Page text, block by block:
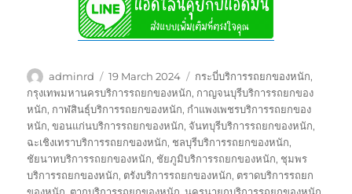
Author
adminrd
Posted
on
19 March 2024 Tags
กระบี่บริการรถยกของหนัก,
กรุงเทพมหานครบริการรถยกของหนัก, กาญจนบุรีบริการรถยกของ
หนัก, กาฬสินธุ์บริการรถยกของหนัก, กำแพงเพชรบริการรถยกของ
หนัก,ขอนแก่นบริการรถยกของหนัก, จันทบุรีบริการรถยกของหนัก,
ฉะเชิงเทราบริการรถยกของหนัก, ชลบุรีบริการรถยกของหนัก,
ชัยนาทบริการรถยกของหนัก, ชัยภูมิบริการรถยกของหนัก, ชุมพร
บริการรถยกของหนัก, ตรังบริการรถยกของหนัก, ตราดบริการรถยก